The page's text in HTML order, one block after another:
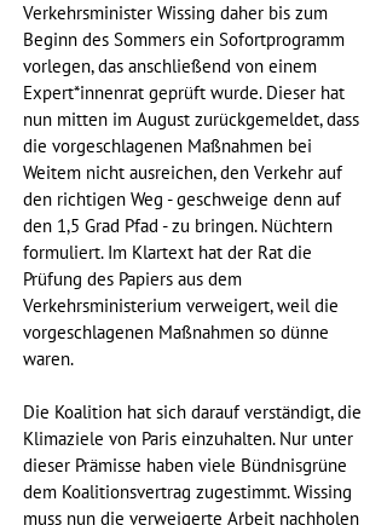
Verkehrsminister Wissing daher bis zum
Beginn des Sommers ein Sofortprogramm
vorlegen, das anschließend von einem
Expert*innenrat geprüft wurde. Dieser hat
nun mitten im August zurückgemeldet, dass
die vorgeschlagenen Maßnahmen bei
Weitem nicht ausreichen, den Verkehr auf
den richtigen Weg - geschweige denn auf
den 1,5 Grad Pfad - zu bringen. Nüchtern
formuliert. Im Klartext hat der Rat die
Prüfung des Papiers aus dem
Verkehrsministerium verweigert, weil die
vorgeschlagenen Maßnahmen so dünne
waren.
Die Koalition hat sich darauf verständigt, die
Klimaziele von Paris einzuhalten. Nur unter
dieser Prämisse haben viele Bündnisgrüne
dem Koalitionsvertrag zugestimmt. Wissing
muss nun die verweigerte Arbeit nachholen